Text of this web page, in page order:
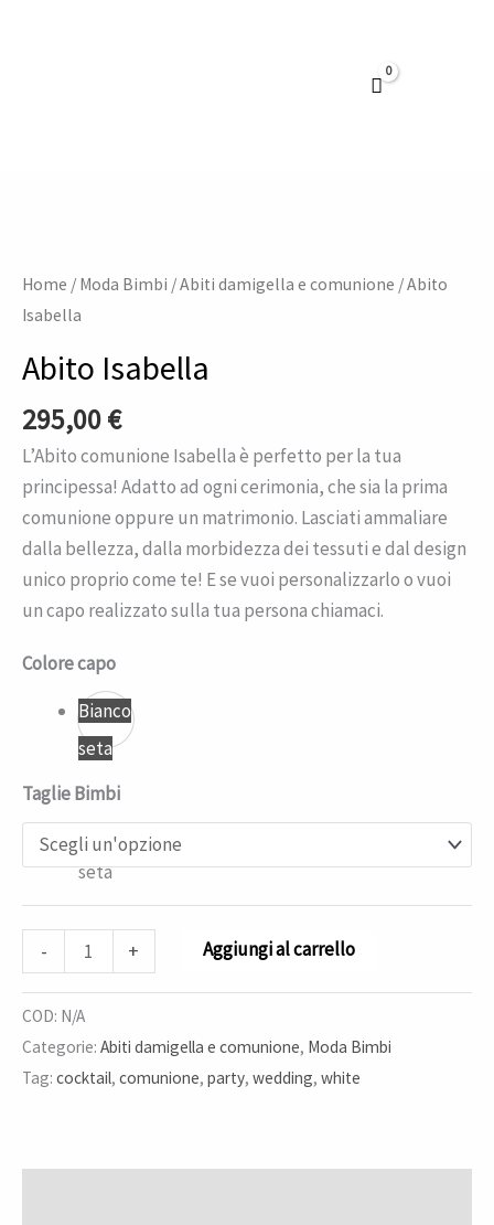
Home / Moda Bimbi /Abiti damigella e comunione / Abito
Isabella
Abito Isabella
295,00€
L’Abito comunione Isabella è perfetto per la tua
principessa! Adatto ad ogni cerimonia, che sia la prima
comunione oppure un matrimonio. Lasciati ammaliare
dalla bellezza, dalla morbidezza dei tessuti e dal design
unico proprio come te! E se vuoi personalizzarlo o vuoi
un capo realizzato sulla tua persona chiamaci.
Colore capo
Bianco
seta
Bianco
seta
Taglie Bimbi
-
quantità
+ Aggiungi al carrello
COD: N/A
Categorie: Abiti damigella e comunione, Moda Bimbi
Tag: cocktail, comunione, party, wedding, white